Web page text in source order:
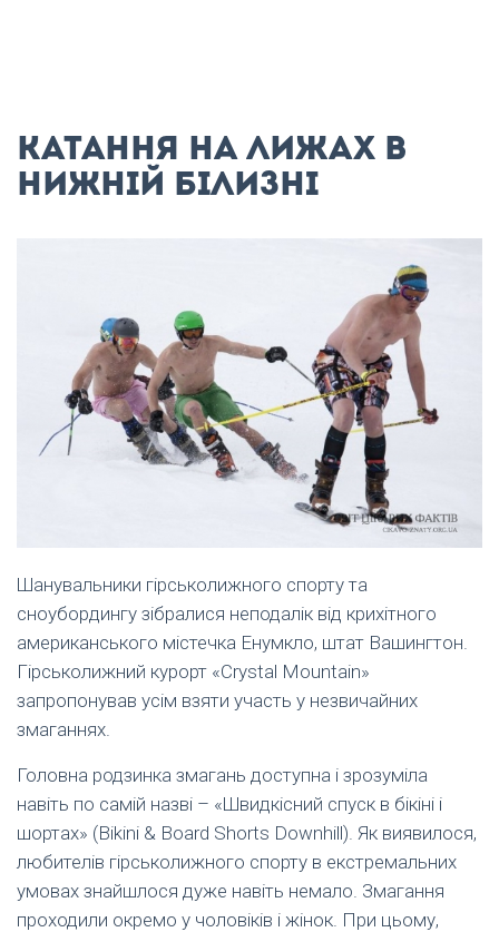
Катання на лижах в
нижній білизні
Шанувальники гірськолижного спорту та
сноубордингу зібралися неподалік від крихітного
американського містечка Енумкло, штат Вашингтон.
Гірськолижний курорт «Crystal Mountain»
запропонував усім взяти участь у незвичайних
змаганнях.
Головна родзинка змагань доступна і зрозуміла
навіть по самій назві – «Швидкісний спуск в бікіні і
шортах» (Bikini & Board Shorts Downhill). Як виявилося,
любителів гірськолижного спорту в екстремальних
умовах знайшлося дуже навіть немало. Змагання
проходили окремо у чоловіків і жінок. При цьому,